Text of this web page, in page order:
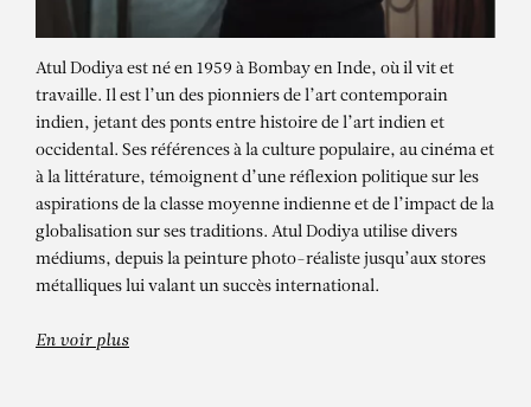
ATUL DODIYA
Atul Dodiya est né en 1959 à Bombay en Inde, où il vit et
travaille. Il est l’un des pionniers de l’art contemporain
indien, jetant des ponts entre histoire de l’art indien et
occidental. Ses références à la culture populaire, au cinéma et
à la littérature, témoignent d’une réflexion politique sur les
aspirations de la classe moyenne indienne et de l’impact de la
globalisation sur ses traditions. Atul Dodiya utilise divers
médiums, depuis la peinture photo-réaliste jusqu’aux stores
métalliques lui valant un succès international.
En voir plus